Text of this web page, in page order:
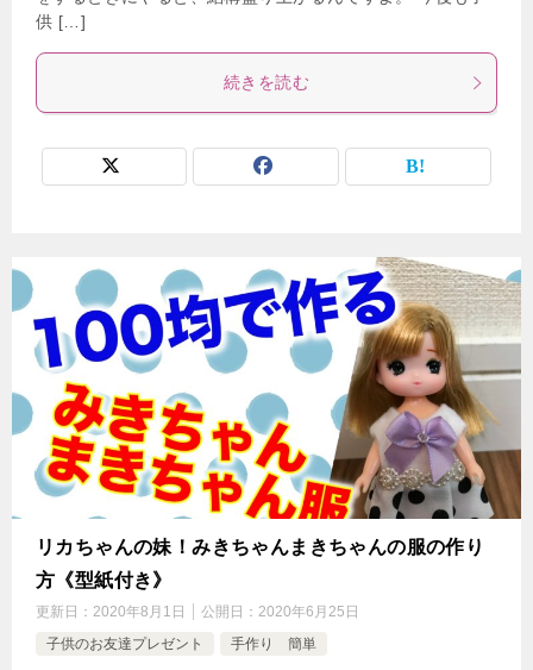
供 […]
続きを読む
リカちゃんの妹！みきちゃんまきちゃんの服の作り
方《型紙付き》
更新日： 2020年8月1日 公開日： 2020年6月25日
子供のお友達プレゼント
手作り 簡単